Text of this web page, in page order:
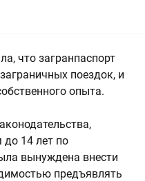
что загранпаспорт
поездок, и
опыта.
до 14 лет по
вынуждена внести
предъявлять